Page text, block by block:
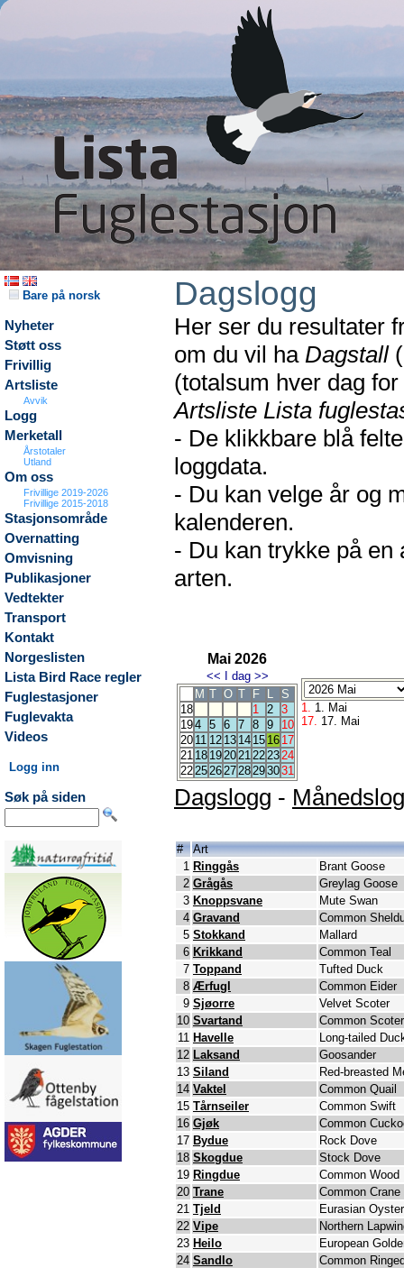
Bare på norsk
Nyheter
Støtt oss
Frivillig
Artsliste
Avvik
Logg
Merketall
Årstotaler
Utland
Om oss
Frivillige 2019-2026
Frivillige 2015-2018
Stasjonsområde
Overnatting
Omvisning
Publikasjoner
Vedtekter
Transport
Kontakt
Norgeslisten
Lista Bird Race regler
Fuglestasjoner
Fuglevakta
Videos
Logg inn
Søk på siden
Dagslogg
Her ser du resultater
om du vil ha Dagstall
(totalsum hver dag
Artsliste Lista
- De klikkbare blå
loggdata.
- Du kan velge år og
kalenderen.
- Du kan trykke på en
arten.
Mai 2026
<< I dag >>
M T O T F L
S
18
1 2 3
194 5 6 7 8 9
10
20 11 12 13 14 15 16 17
21 18 192021222324
2225262728293031
1. 1. Mai
17. 17. Mai
Dagslogg -
#
Art
1 Ringgås
Brant Goose
2 Grågås
Greylag Goose
3 Knoppsvane
Mute Swan
4 Gravand
Common
5 Stokkand
Mallard
6 Krikkand
Common Teal
7 Toppand
Tufted Duck
8 Ærfugl
Common Eider
9 Sjøorre
Velvet Scoter
10 Svartand
Common Scoter
11 Havelle
Long-tailed
12 Laksand
Goosander
13 Siland
Red-breasted
14 Vaktel
Common Quail
15 Tårnseiler
Common Swift
16 Gjøk
Common
17 Bydue
Rock Dove
18 Skogdue
Stock Dove
19 Ringdue
Common Wood
20 Trane
Common Crane
21 Tjeld
Eurasian
22 Vipe
Northern
23 Heilo
European
24 Sandlo
Common